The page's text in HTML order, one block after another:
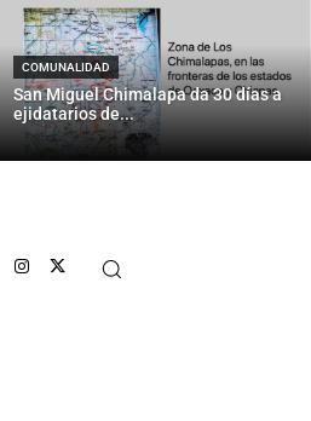
COMUNALIDAD
San Miguel Chimalapa da 30 días a
ejidatarios de...